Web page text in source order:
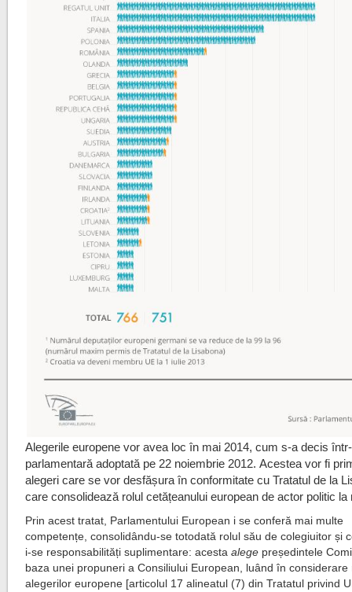
Alegerile europene vor avea loc în mai 2014, cum s-a decis
parlamentară adoptată pe 22 noiembrie 2012. Acestea vor fi
alegeri care se vor desfășura în conformitate cu Tratatul de la
care consolidează rolul cetățeanului european de actor politic la
Prin acest tratat, Parlamentului European i se conferă mai multe
competențe, consolidându-se totodată rolul său de colegiuitor și
i-se responsabilități suplimentare: acestaalege președintele
baza unei propuneri a Consiliului European, luând în considerare
alegerilor europene [articolul 17 alineatul (7) din Tratatul privind